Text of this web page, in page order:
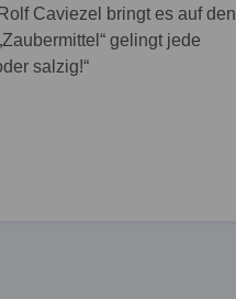
Caviezel bringt es auf den
gelingt jede
salzig!“